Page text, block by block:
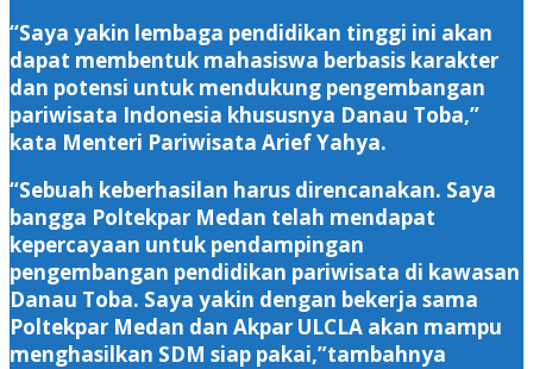
“Saya yakin lembaga pendidikan tinggi ini akan
dapat membentuk mahasiswa berbasis karakter
dan potensi untuk mendukung pengembangan
pariwisata Indonesia khususnya Danau Toba,”
kata Menteri Pariwisata Arief Yahya.
“Sebuah keberhasilan harus direncanakan. Saya
bangga Poltekpar Medan telah mendapat
kepercayaan untuk pendampingan
pengembangan pendidikan pariwisata di kawasan
Danau Toba. Saya yakin dengan bekerja sama
Poltekpar Medan dan Akpar ULCLA akan mampu
menghasilkan SDM siap pakai,”tambahnya